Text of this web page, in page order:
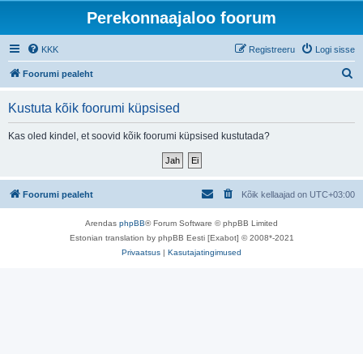
Perekonnaajaloo foorum
KKK Logi sisse
Registreeru
Foorumi pealeht
Kustuta kõik foorumi küpsised
Kas oled kindel, et soovid kõik foorumi küpsised kustutada?
Foorumi pealeht Kõik kellaajad on UTC+03:00
Arendas phpBB® Forum Software © phpBB Limited
Estonian translation by phpBB Eesti [Exabot] © 2008*-2021
Privaatsus | Kasutajatingimused